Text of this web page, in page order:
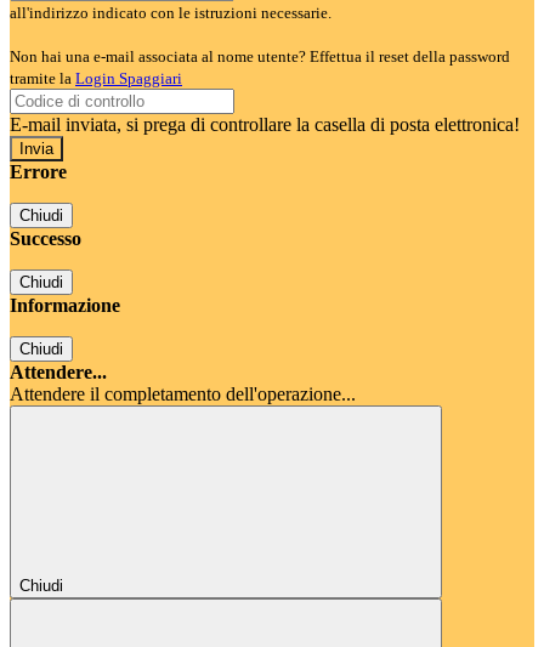
all'indirizzo indicato con le istruzioni necessarie.
Non hai una e-mail associata al nome utente? Effettua il reset della password
tramite la Login Spaggiari
E-mail inviata, si prega di controllare la casella di posta elettronica!
Errore
Chiudi
Successo
Chiudi
Informazione
Chiudi
Attendere...
Attendere il completamento dell'operazione...
Chiudi